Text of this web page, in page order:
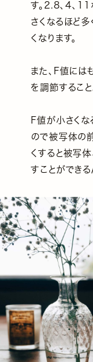
す。2.8、4、
さくなるほど
くなります。
また、F値には
を調節すること
F値が小さくな
ので被写体の
くすると被写
すことができる